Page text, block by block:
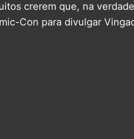
crerem que, na
Con para divulgar